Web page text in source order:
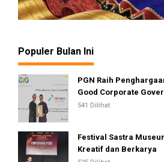
Populer Bulan Ini
PGN Raih
Good Corporate
541 Dilihat
Festival Sastra
Kreatif dan Berkarya